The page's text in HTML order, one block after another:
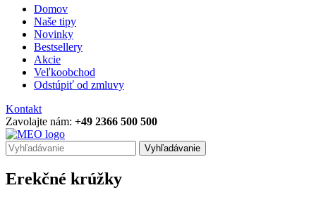
Domov
Naše tipy
Novinky
Bestsellery
Akcie
Veľkoobchod
Odstúpiť od zmluvy
Kontakt
Zavolajte nám: +49 2366 500 500
Vyhľadávanie
Erekčné krúžky